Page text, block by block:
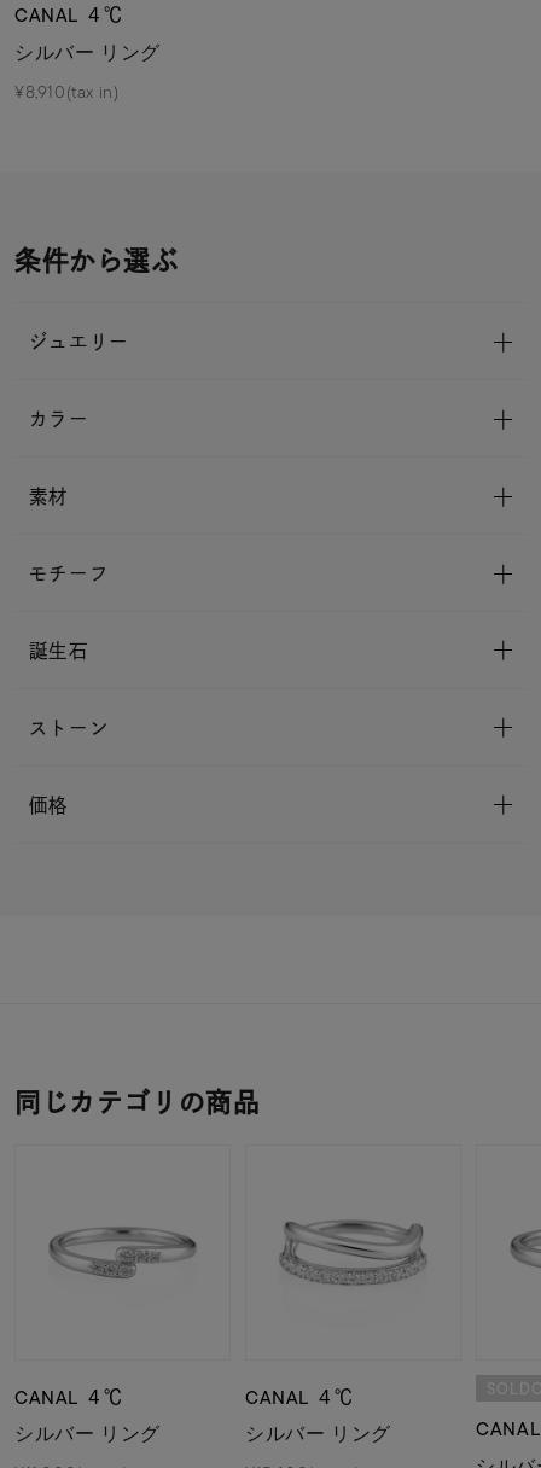
CANAL ４℃
シルバー リング
¥8,910(tax in)
条件から選ぶ
ジュエリー
カラー
素材
モチーフ
誕生石
ストーン
価格
同じカテゴリの商品
CANAL ４℃
シルバー リング
CANAL ４℃
シルバー リング